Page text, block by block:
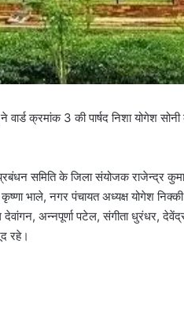
वार्ड क्रमांक 3 की पार्षद निशा योगेश
समिति के जिला संयोजक राजेन्द्र
भाले, नगर पंचायत अध्यक्ष योगेश
अन्नपूर्णा पटेल, संगीता धुरंधर, देवेंद्र
रहे।